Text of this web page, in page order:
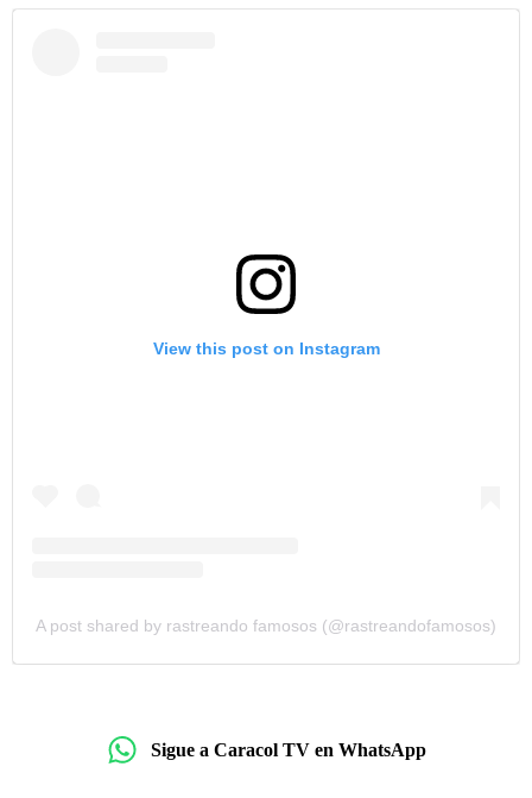
View this post on Instagram
A post shared by rastreando famosos (@rastreandofamosos)
Sigue a Caracol TV en WhatsApp